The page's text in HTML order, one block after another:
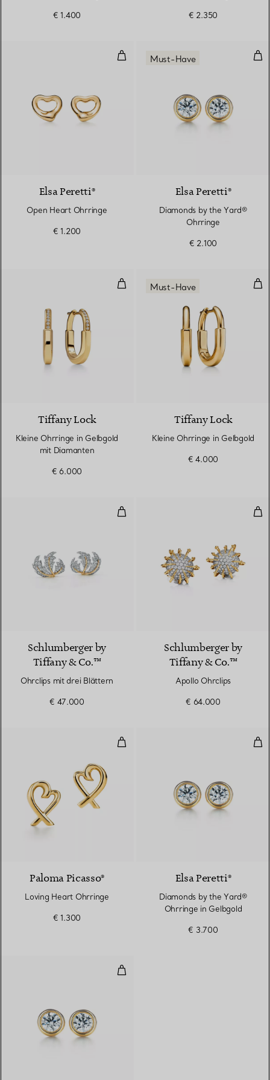
€ 1.400 € 2.350
Open Heart Ohrringe
Elsa Peretti®
Open Heart Ohrringe
€ 1.200
Must-Have
Elsa Peretti®
Diamonds by the Yard®
Ohrringe
€ 2.100
Kleine Ohrringe in Gelbgold mit
Tiffany Lock
Kleine Ohrringe in Gelbgold
mit Diamanten
€ 6.000
Must-Have
Tiffany Lock
Kleine Ohrringe in Gelbgold
€ 4.000
Ohrclips mit drei Blättern
Schlumberger by
Tiffany & Co.™
Ohrclips mit drei Blättern
€ 47.000
Schlumberger by
Tiffany & Co.™
Apollo Ohrclips
€ 64.000
Loving Heart Ohrringe
Paloma Picasso®
Loving Heart Ohrringe
€ 1.300
Elsa Peretti®
Diamonds by the Yard®
Ohrringe in Gelbgold
€ 3.700
Diamonds by the Yard®